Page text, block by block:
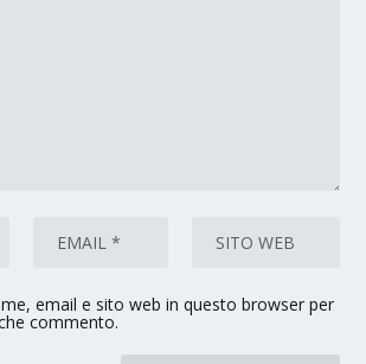
email e sito web in questo browser per
commento.